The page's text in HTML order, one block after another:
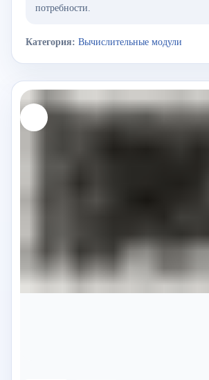
потребности.
Категория: Вычислительные модули